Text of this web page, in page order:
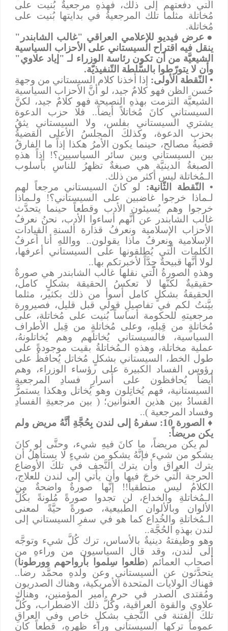
الَّتي دفعتهم إلى ذلك، فهذهِ مرجعيةٌ بُنيت على
مُخاتلة مثلما تلك المرجعيةُ في بدايتها بُنيت على
مُخاتلة.
●عرض فيديو للإعلامي العراقي "غالب الشابندر"
ينقل فيه اقتراح السيستاني على الأحزاب السياسية
الشيعيَّة من أن تكون رئاسة الوزراء لـ "إياد علاوي"
وأن لا يتورّطوا بالسُّلطة التّنفيذيّة.
• النّقطة الأولى:إذا أخذنا كلام السيستاني من وجهةِ
حُسن الظن فهو كلامٌ جيد، لو أنَّ الأحزاب السياسية
الشيعيَّة التزمت بهذهِ النصيحة فهو كلامٌ جيد، لكنَّ
السيستاني كانَ مُخاتلاً أيضاً.. فلا حزب الدعوة
يشتري السيستاني بفلس، ولا السيستاني يثقُ
بحزب الدعوة، وكذلكَ المجلسُ الأعلى القضيةُ
قضيةُ مصالح، حينما يكون الأمرُ هكذا إذاً ما الفارقُ
بين السيستاني وبين سائر السياسيين؟! إذاً هذهِ
الصبغةُ الدينيَّة هي صبغةٌ تظهرُ للناسِ بأسلوب
الـمُخاتلة ليس أكثر من ذلك.
• النّقطة الثّانية:
لو كانَ السيستاني مرجعاً لهم
لـماذا خرجوا غاضبين على السيستاني؟! ولـماذا
خرجوا وهم يُسيئون الأدب وقطعاً حينما يتحدَّث
غالب الشابندر عن أنَّهم أساءوا الأدب، نحنُ نعرفُ
الأحزاب الإسلامية ونعرفُ قذارة ألسنةِ القيادات
الإسلامية ونعرفُ ماذا يقولون.. وواللهِ أنا أعرفُ
الكلمات الَّتي يُطلقونها على السيستاني أعرفها،
لولا أنَّها قبيحةٌ جِدَّاً لأخبرتكم بها..
وهذهِ الصورةُ الَّتي نقلها غالب الشابندر هي صورةٌ
حقيقيةٌ لكنَّها لا تعكسُ الحقيقة بشكلٍ كامل،
الحقيقةُ بشكلٍ كامل أسوأ من ذلك بكثير، مثلما
بيَّنتُ لكم في تفاصيلِ قولي قبل قليل، فصيرورة
مرجعيتهِ للحكومة أساساً بُنيت على مُخاتلة، على
مُخاتلةٍ من قِبلهِ، وعلى مُخاتلةٍ من قِبل الأطراف
السياسية، فالسيستاني يُخاتلهم وهم يُخاتلونهُ،
عملية مخاتلة، وهذهِ الـمُخاتلةُ بقيت موجودةً على
طول الخط، السيستاني بشكلٍ مُخاتل يُحافظُ على
رؤوس الفساد الكبيرة على رؤساء الوزراء، وهم
أيضاً يُحافظون على أسرارِ فسادِ المرجعيةِ
السيستانية، فهم يُخاتِلون وهو يُخاتل وهكذا يستمرُّ
الفسادُ بين هذين العنوانين؛ ( بين مرجعيةِ الفسادِ
وفساد المرجعية )..
♦
الصورة 10: سفرهُ إلى لندن بِحُجَّةِ أنَّهُ مريض ولم
يكن مريضاً:
لم يكن مريضاً، ما كانَ فيهِ شيء، وحتَّى لو كانَ
يشكو من شيء فإنَّهُ يشكو من شيءٍ لا يستأهلُ أن
يترك العراق وأن يترك النَّجف في تلكَ الأوضاع
الحرجة الَّتي خرجَ فيها وأن يأتي إلى لندن للعلاج،
الكلامُ ليس منطقياً!! إنَّها صورةٌ واضحةٌ من
الـمُخاتلةِ والخداع، لن تجدوا صورةً مُلونةً بكُلِّ
الألوان وبالألوان الطبيعية، صورةً حيَّةً لمعنى
الـمُخاتلةِ والخُداع كما هو في سفرِ السيستاني إلى
لندن بهذهِ الحُجَّة..
وهو وظيفتهُ دينيةٌ بالأساس، ترك كُلَّ شيء وتوجَّه
إلى لندن، وقد قال السياسيون من وراءهِ من
أصحاب العمائم ( طلعوا سِلموا بأرواحهم وورطونا)
يتحدَّثون عن السيستاني وعن ولدهِ محمَّد رضا..
فهناك الولايات المتحدة الأمريكية، وهناك الصدريون
ومُقتدى الصدر في حرمِ أمير المؤمنين، وهناك
علاوي والقوة العراقية، وكُلُّ ذلك الاضطراب، وكُلُّ
تلكَ الفتنة في النَّجفِ بشكلٍ خاص وفي العراقِ
عموماً تركها السيستاني وراء ظهرهِ، قطعاً كان